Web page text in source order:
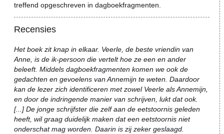
treffend opgeschreven in dagboekfragmenten.
Recensies
Het boek zit knap in elkaar. Veerle, de beste vriendin van
Anne, is de ik-persoon die vertelt hoe ze een en ander
beleeft. Middels dagboekfragmenten komen we ook de
gedachten en gevoelens van Annemijn te weten. Daardoor
kan de lezer zich identificeren met zowel Veerle als Annemijn,
en door de indringende manier van schrijven, lukt dat ook.
[...] De jonge schrijfster die zelf aan de eetstoornis geleden
heeft, wil graag duidelijk maken dat een eetstoornis niet
onderschat mag worden. Daarin is zij zeker geslaagd.